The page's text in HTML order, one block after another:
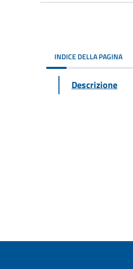
INDICE DELLA PAGINA
Descrizione